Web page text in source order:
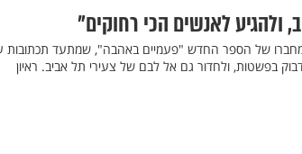
ולהגיע לאנשים הכי רחוקים"
של הספר החדש "פעמיים באהבה", שמתעד תכתובות
בפשטות, ולחדור גם אל לבם של צעירי תל אביב. ראיון